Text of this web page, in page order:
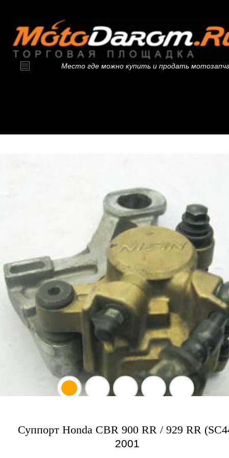
Место где можно купить и продать
Суппорт Honda CBR 900 RR / 929 RR
2001